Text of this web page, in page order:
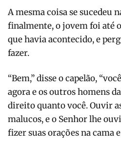
A mesma coisa se sucedeu
finalmente, o jovem foi até
que havia acontecido, e
fazer.
“Bem,” disse o capelão,
agora e os outros homens
direito quanto você. Ouvir
malucos, e o Senhor lhe
fizer suas orações na cama